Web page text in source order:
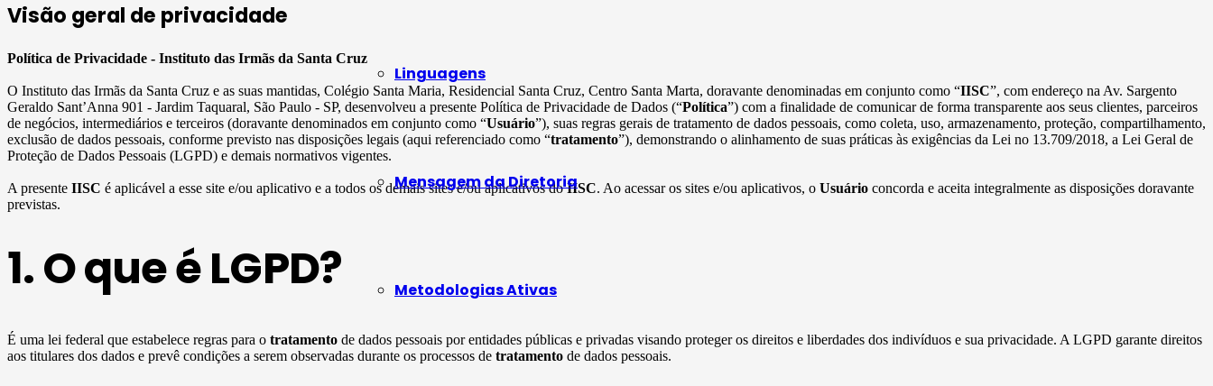
Linguagens
Mensagem da Diretoria
Metodologias Ativas
Visão geral de privacidade
Política de Privacidade - Instituto das Irmãs da Santa Cruz
O Instituto das Irmãs da Santa Cruz e as suas mantidas, Colégio Santa Maria, Residencial Santa Cruz, Centro Santa Marta, doravante denominadas em conjunto como “IISC”, com endereço na Av. Sargento
Geraldo Sant’Anna 901 - Jardim Taquaral, São Paulo - SP, desenvolveu a presente Política de Privacidade de Dados (“Política”) com a finalidade de comunicar de forma transparente aos seus clientes, parceiros
de negócios, intermediários e terceiros (doravante denominados em conjunto como “Usuário”), suas regras gerais de tratamento de dados pessoais, como coleta, uso, armazenamento, proteção, compartilhamento,
exclusão de dados pessoais, conforme previsto nas disposições legais (aqui referenciado como “tratamento”), demonstrando o alinhamento de suas práticas às exigências da Lei no 13.709/2018, a Lei Geral de
Proteção de Dados Pessoais (LGPD) e demais normativos vigentes.
A presente IISC é aplicável a esse site e/ou aplicativo e a todos os demais sites e/ou aplicativos doIISC. Ao acessar os sites e/ou aplicativos, o Usuário concorda e aceita integralmente as disposições doravante
previstas.
1. O que é LGPD?
É uma lei federal que estabelece regras para o tratamento de dados pessoais por entidades públicas e privadas visando proteger os direitos e liberdades dos indivíduos e sua privacidade. A LGPD garante direitos
aos titulares dos dados e prevê condições a serem observadas durante os processos de tratamento de dados pessoais.